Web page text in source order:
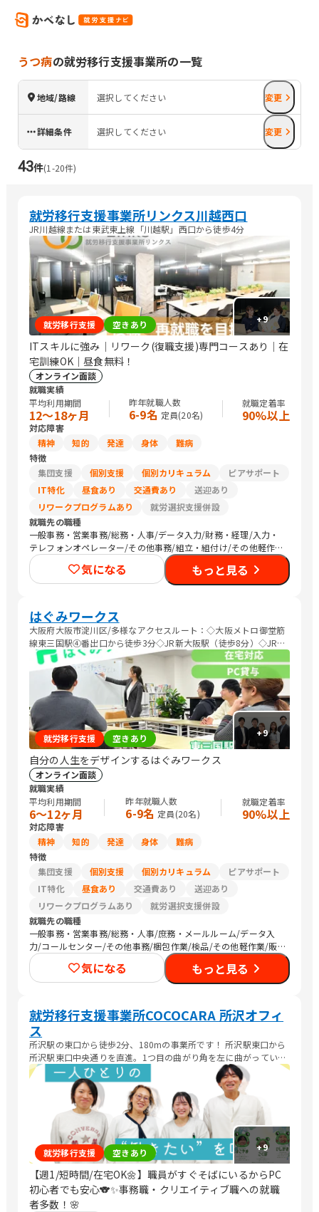
うつ病の就労移行支援事業所の一覧
地域/路線 選択してください 変更
詳細条件 選択してください 変更
43件(1 -20件)
就労移行支援事業所リンクス川越西口
JR川越線または東武東上線「川越駅」西口から徒歩4分
+9
就労移行支援 空きあり
ITスキルに強み｜リワーク(復職支援)専門コースあり｜在
宅訓練OK｜昼食無料！
オンライン面談
就職実績
平均利用期間
12〜18ヶ月
昨年就職人数
6-9名 定員(20名)
就職定着率
90%以上
対応障害
精神
知的 発達 身体
難病
特徴
集団支援
個別支援 個別カリキュラム
ピアサポート
IT特化
昼食あり 交通費あり
送迎あり
リワークプログラムあり
就労選択支援併設
就職先の職種
一般事務・営業事務/総務・人事/データ入力/財務・経理/入力・
テレフォンオペレーター/その他事務/組立・組付け/その他軽作
業/生産・製造オペレーション/CADオペレーター/警備/農作業
気になる もっと見る
はぐみワークス
大阪府大阪市淀川区/多様なアクセスルート：◇大阪メトロ御堂筋
線東三国駅④番出口から徒歩3分◇JR新大阪駅（徒歩8分）◇JR東
淀川駅（徒歩７分）
+9
就労移行支援 空きあり
自分の人生をデザインするはぐみワークス
オンライン面談
就職実績
平均利用期間
6〜12ヶ月
昨年就職人数
6-9名 定員(20名)
就職定着率
90%以上
対応障害
精神
知的 発達 身体
難病
特徴
集団支援
個別支援 個別カリキュラム
ピアサポート
IT特化
昼食あり 交通費あり
送迎あり
リワークプログラムあり
就労選択支援併設
就職先の職種
一般事務・営業事務/総務・人事/庶務・メールルーム/データ入
力/コールセンター/その他事務/梱包作業/検品/その他軽作業/販
売スタッフ・接客/SEプログラマ/その他IT/ヘルプデスク/CADオ
ペレーター/介護職員・ヘルパー/清掃/警備/トラック運転手/その
他
気になる もっと見る
就労移行支援事業所COCOCARA 所沢オフィ
ス
所沢駅の東口から徒歩2分、180mの事業所です！ 所沢駅東口から
所沢駅東口中央通りを直進。1つ目の曲がり角を左に曲がっていた
だいて、大通りから2つ目のビルが TOSHIビルになります。ビルの
右側、奥のエレベーターから5階がCOCOCARAになります(^^
+9
就労移行支援 空きあり
【週1/短時間/在宅OK🌼】職員がすぐそばにいるからPC
初心者でも安心🐨✨事務職・クリエイティブ職への就職
者多数！🌸